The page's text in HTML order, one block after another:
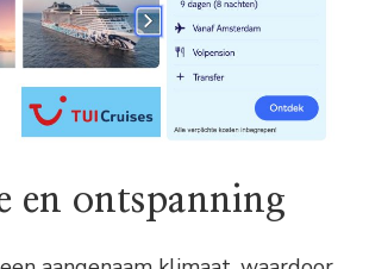
en ontspanning